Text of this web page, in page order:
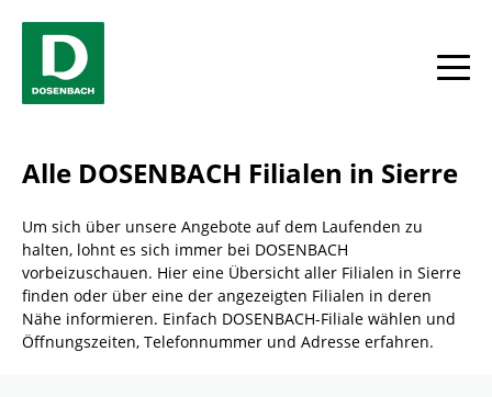
toggle
Alle DOSENBACH Filialen in Sierre
Um sich über unsere Angebote auf dem Laufenden zu
halten, lohnt es sich immer bei DOSENBACH
vorbeizuschauen. Hier eine Übersicht aller Filialen in Sierre
finden oder über eine der angezeigten Filialen in deren
Nähe informieren. Einfach DOSENBACH-Filiale wählen und
Öffnungszeiten, Telefonnummer und Adresse erfahren.